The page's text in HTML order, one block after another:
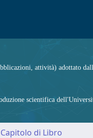
attività) adottato
scientifica
Capitolo di Libro